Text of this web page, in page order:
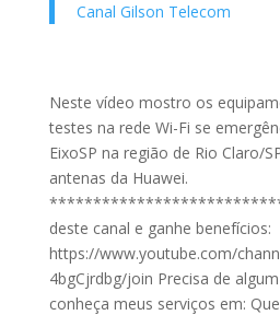
Canal Gilson Telecom
Neste vídeo mostro os
testes na rede Wi-Fi se
EixoSP na região de Rio Claro/
antenas da Huawei.
deste canal e ganhe benefícios:
https://www.youtube.com/
4bgCjrdbg/join Precisa de
conheça meus serviços em: